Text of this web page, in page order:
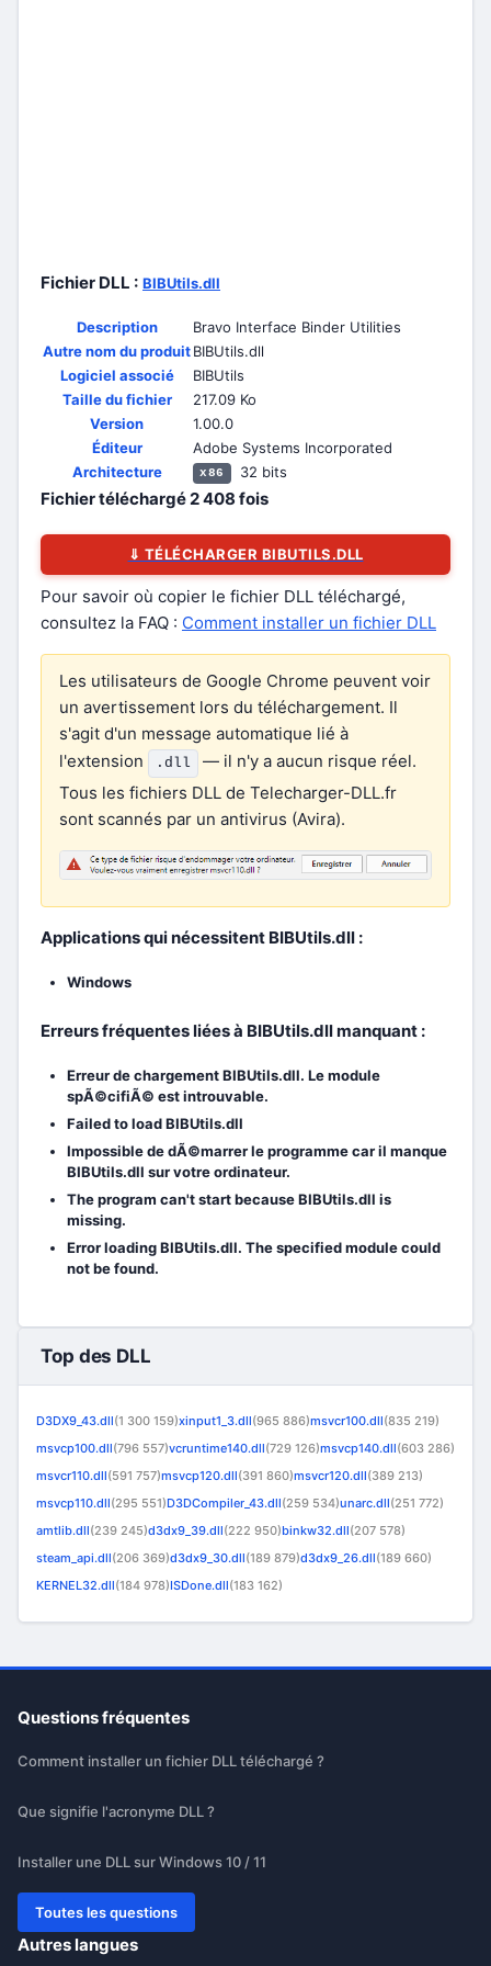
Fichier DLL : BIBUtils.dll
Description
Bravo Interface Binder Utilities
Autre nom du produitBIBUtils.dll
Logiciel associé
BIBUtils
Taille du fichier
217.09 Ko
Version
1.00.0
Éditeur
Adobe Systems Incorporated
Architecture
x86 32 bits
Fichier téléchargé2 408 fois
⇓ TÉLÉCHARGER BIBUTILS.DLL
Pour savoir où copier le fichier DLL téléchargé,
consultez la FAQ : Comment installer un fichier DLL
Les utilisateurs de Google Chrome peuvent voir
un avertissement lors du téléchargement. Il
s'agit d'un message automatique lié à
l'extension
.dll
— il n'y a aucun risque réel.
Tous les fichiers DLL de Telecharger-DLL.fr
sont scannés par un antivirus (Avira).
Applications qui nécessitent BIBUtils.dll :
Windows
Erreurs fréquentes liées à BIBUtils.dll manquant :
Erreur de chargement BIBUtils.dll. Le module
spÃ©cifiÃ© est introuvable.
Failed to load BIBUtils.dll
Impossible de dÃ©marrer le programme car il manque
BIBUtils.dll sur votre ordinateur.
The program can't start because BIBUtils.dll is
missing.
Error loading BIBUtils.dll. The specified module could
not be found.
Top des DLL
D3DX9_43.dll(1 300 159)xinput1_3.dll(965 886)msvcr100.dll(835 219)
msvcp100.dll(796 557)vcruntime140.dll(729 126)msvcp140.dll(603 286)
msvcr110.dll(591 757)msvcp120.dll(391 860)msvcr120.dll(389 213)
msvcp110.dll(295 551)D3DCompiler_43.dll(259 534)unarc.dll(251 772)
amtlib.dll(239 245)d3dx9_39.dll(222 950)binkw32.dll(207 578)
steam_api.dll(206 369)d3dx9_30.dll(189 879)d3dx9_26.dll(189 660)
KERNEL32.dll(184 978)ISDone.dll(183 162)
Questions fréquentes
Comment installer un fichier DLL téléchargé ?
Que signifie l'acronyme DLL ?
Installer une DLL sur Windows 10 / 11
Toutes les questions
Autres langues